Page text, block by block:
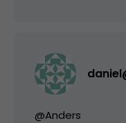
@Anders